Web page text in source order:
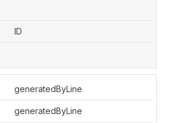
ID
generatedByLine
generatedByLine